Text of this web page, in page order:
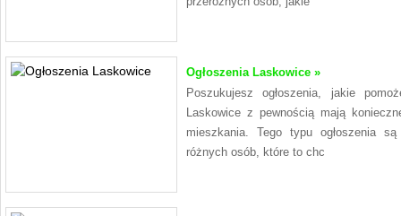
Ogłoszenia Laskowice »
Poszukujesz ogłoszenia, jakie
Laskowice z pewnością mają
mieszkania. Tego typu ogłoszenia
różnych osób, które to chc